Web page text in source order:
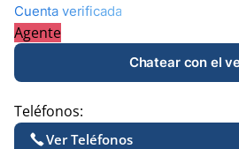
Cuenta verificada
Agente
Chatear con el
Teléfonos:
Ver Teléfonos